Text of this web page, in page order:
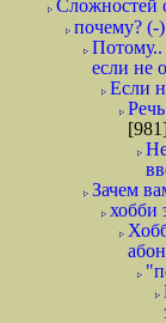
Сложностей
почему? (-)
Потому..
если не
Если
Зачем
хобби